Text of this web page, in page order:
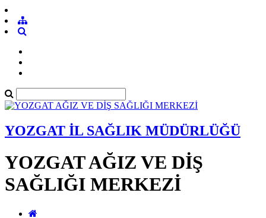
YOZGAT İL SAĞLIK MÜDÜRLÜĞÜ
YOZGAT AĞIZ VE DİŞ
SAĞLIĞI MERKEZİ